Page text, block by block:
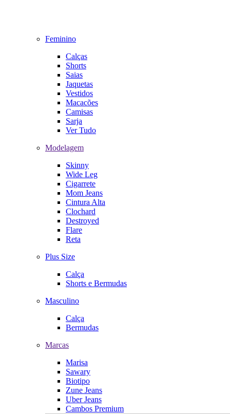
Feminino
Calças
Shorts
Saias
Jaquetas
Vestidos
Macacões
Camisas
Sarja
Ver Tudo
Modelagem
Skinny
Wide Leg
Cigarrete
Mom Jeans
Cintura Alta
Clochard
Destroyed
Flare
Reta
Plus Size
Calça
Shorts e Bermudas
Masculino
Calça
Bermudas
Marcas
Marisa
Sawary
Biotipo
Zune Jeans
Uber Jeans
Cambos Premium